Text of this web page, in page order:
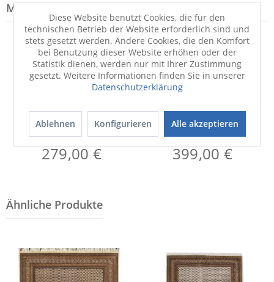
Modell-Familie: BIKANER
Teppich
71335 bg BIKANER MIR
279,00 €
Teppich
71351 rot BIKANER MIR
399,00 €
Diese Website benutzt Cookies, die für den
technischen Betrieb der Website erforderlich sind und
stets gesetzt werden. Andere Cookies, die den Komfort
bei Benutzung dieser Website erhöhen oder der
Statistik dienen, werden nur mit Ihrer Zustimmung
gesetzt. Weitere Informationen finden Sie in unserer
Datenschutzerklärung
Ablehnen Konfigurieren Alle akzeptieren